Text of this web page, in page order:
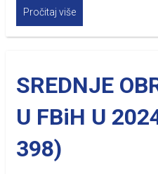
Pročitaj više
SREDNJE
U FBiH U
398)